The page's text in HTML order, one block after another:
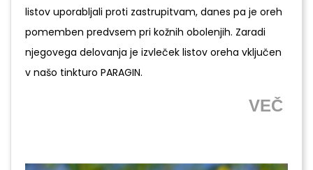
listov uporabljali proti zastrupitvam, danes pa je oreh
pomemben predvsem pri kožnih obolenjih. Zaradi
njegovega delovanja je izvleček listov oreha vključen
v našo tinkturo PARAGIN.
VEČ